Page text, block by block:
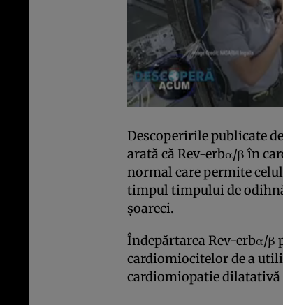
Descoperirile publicate
arată că Rev-erbα/β în
normal care permite
timpul timpului de
șoareci.
Îndepărtarea Rev-erbα/β
cardiomiocitelor de a
cardiomiopatie dilatativă